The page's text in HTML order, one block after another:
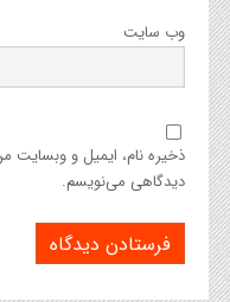
وب‌ سایت
ذخیره نام، ایمیل و وبسایت
دیدگاهی می‌نویسم.